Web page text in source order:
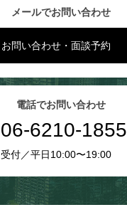
メールでお問い合わせ
お問い合わせ・面談予約
電話でお問い合わせ
06-6210-1855
受付／平日10:00〜19:00